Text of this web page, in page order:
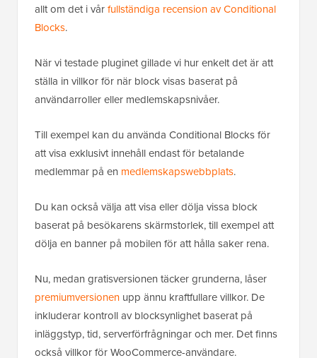
allt om det i vårfullständiga recension av Conditional
Blocks.
När vi testade pluginet gillade vi hur enkelt det är att
ställa in villkor för när block visas baserat på
användarroller eller medlemskapsnivåer.
Till exempel kan du använda Conditional Blocks för
att visa exklusivt innehåll endast för betalande
medlemmar på en medlemskapswebbplats.
Du kan också välja att visa eller dölja vissa block
baserat på besökarens skärmstorlek, till exempel att
dölja en banner på mobilen för att hålla saker rena.
Nu, medan gratisversionen täcker grunderna, låser
premiumversionen upp ännu kraftfullare villkor. De
inkluderar kontroll av blocksynlighet baserat på
inläggstyp, tid, serverförfrågningar och mer. Det finns
också villkor för WooCommerce-användare.